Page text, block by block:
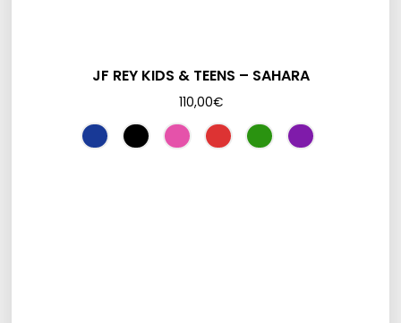
JF REY KIDS & TEENS – SAHARA
110,00€